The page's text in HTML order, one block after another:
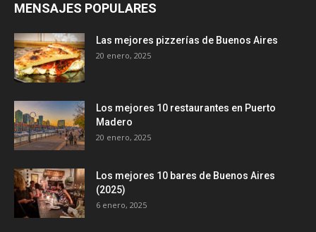
MENSAJES POPULARES
Las mejores pizzerías de Buenos Aires
20 enero, 2025
Los mejores 10 restaurantes en Puerto
Madero
20 enero, 2025
Los mejores 10 bares de Buenos Aires
(2025)
6 enero, 2025